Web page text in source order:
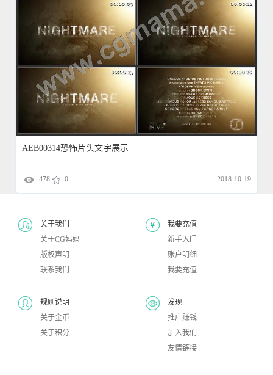
AEB00314恐怖片头文字展示
478 0 2018-10-19
关于我们
关于CG妈妈
版权声明
联系我们
我要充值
新手入门
账户明细
我要充值
规则说明
关于金币
关于积分
发现
推广赚钱
加入我们
友情链接